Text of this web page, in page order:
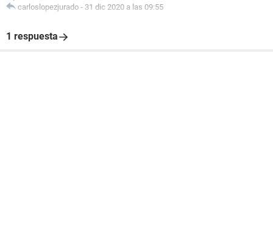
carloslopezjurado - 31 dic 2020 a las 09:55
1 respuesta